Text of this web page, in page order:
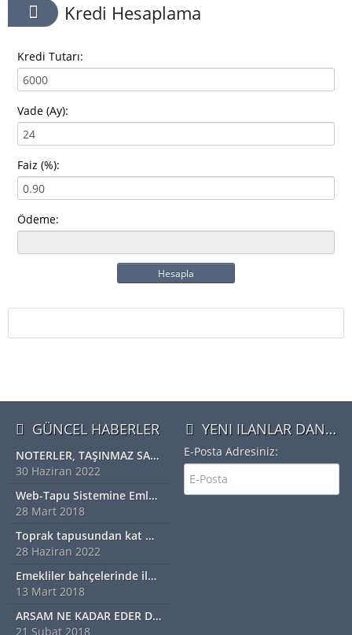
Kredi Hesaplama
Kredi Tutarı:
Vade (Ay):
Faiz (%):
Ödeme:
Hesapla
GÜNCEL HABERLER
NOTERLER, TAŞINMAZ SATIŞ VAADİ SÖZLEŞMESİ YAPABİLECEK
30 Haziran 2022
Web-Tapu Sistemine Emlakçılar da Eklendi
28 Mart 2018
Toprak tapusundan kat mülkiyetine geçiş nasıl olur?
28 Haziran 2022
Emekliler bahçelerinde ilk hasadı yaptı
13 Mart 2018
ARSAM NE KADAR EDER DİYORSANIZ EXSPER İÇİN BİZİ ARAYINIZ...!!!!!
21 Şubat 2018
YENI ILANLAR DAN HABERDAR OLMAK IÇIN ÜYE OLUN
E-Posta Adresiniz: